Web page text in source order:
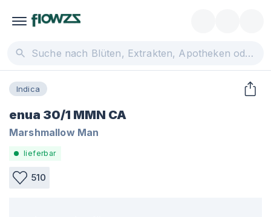
Indica
enua 30/1 MMN CA
Marshmallow Man
lieferbar
510